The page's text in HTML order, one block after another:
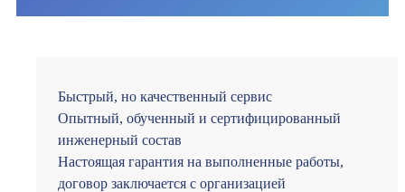
Быстрый, но качественный сервис
Опытный, обученный и сертифицированный
инженерный состав
Настоящая гарантия на выполненные работы,
договор заключается с организацией